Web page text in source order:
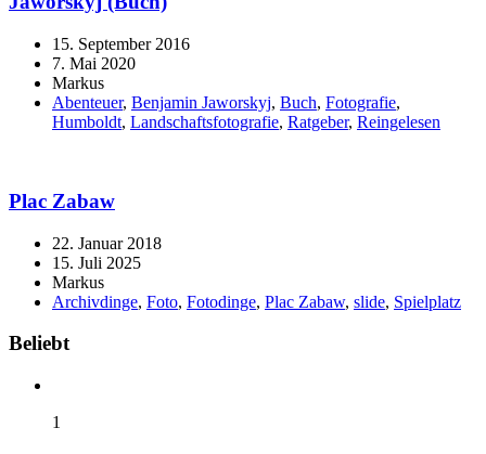
15. September 2016
7. Mai 2020
Markus
Abenteuer, Benjamin Jaworskyj, Buch, Fotografie,
Humboldt, Landschaftsfotografie, Ratgeber, Reingelesen
Plac Zabaw
22. Januar 2018
15. Juli 2025
Markus
Archivdinge, Foto, Fotodinge, Plac Zabaw, slide, Spielplatz
Widgets
Beliebt
1